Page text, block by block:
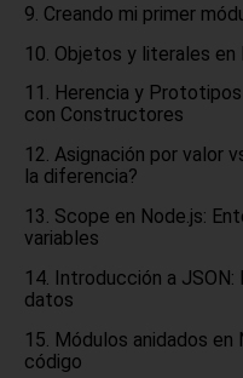
Creando mi primer
Objetos y literales en
Herencia y
con Constructores
Asignación por valor
la diferencia?
Scope en Node.js:
variables
Introducción a
datos
Módulos anidados en
código